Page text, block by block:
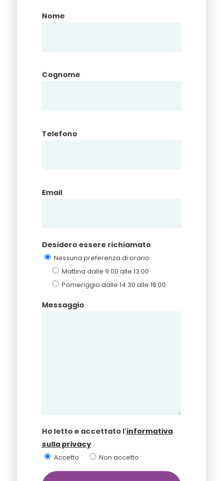
Nome
Cognome
Telefono
Email
Desidero essere richiamato
Nessuna preferenza di orario
Mattina dalle 9:00 alle 13:00
Pomeriggio dalle 14:30 alle 18:00
Messaggio
Ho letto e accettato l'informativa
sulla privacy
Accetto Non accetto